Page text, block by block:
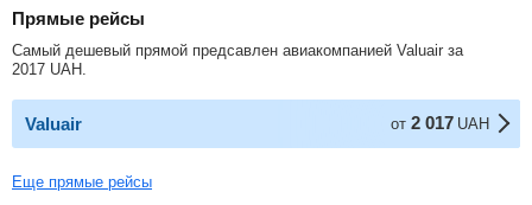
Прямые рейсы
Самый дешевый прямой предсавлен авиакомпанией Valuair за
2017 UAH
Valuair от 2 017 UAH
Еще прямые рейсы